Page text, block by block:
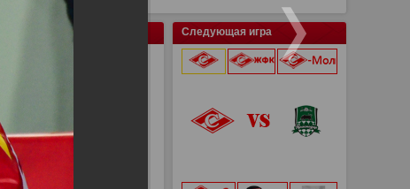
Следующая игра